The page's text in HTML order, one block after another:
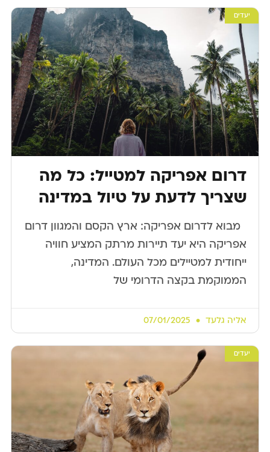
יעדים
דרום אפריקה למטייל: כל מה
שצריך לדעת על טיול במדינה
​ ​ מבוא לדרום אפריקה: ארץ הקסם והמגוון דרום
אפריקה היא יעד תיירות מרתק המציע חוויה
ייחודית למטיילים מכל העולם. המדינה,
הממוקמת בקצה הדרומי של
אליה גלעד
יעדים